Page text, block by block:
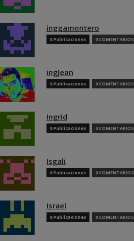
inggamontero
0 Publicaciones 0 COMENTARIOS
ingJean
0 Publicaciones 0 COMENTARIOS
Ingrid
0 Publicaciones 0 COMENTARIOS
Isgali
0 Publicaciones 0 COMENTARIOS
Israel
0 Publicaciones 0 COMENTARIOS